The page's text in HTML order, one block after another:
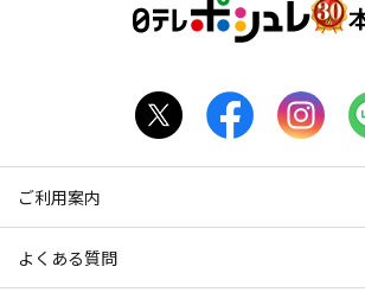
ご利用案内
よくある質問